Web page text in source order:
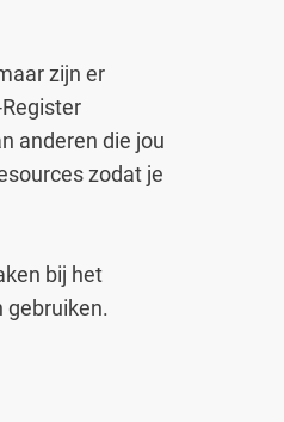
zijn er
anderen die jou
zodat je
bij het
gebruiken.